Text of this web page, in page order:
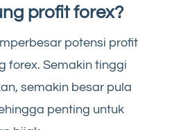
profit forex?
potensi profit
forex. Semakin tinggi
semakin besar pula
penting untuk